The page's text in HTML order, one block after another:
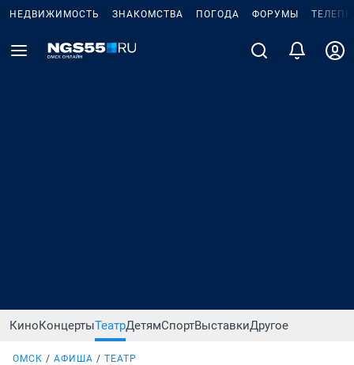
НЕДВИЖИМОСТЬ ЗНАКОМСТВА ПОГОДА ФОРУМЫ
КиноКонцертыТеатрДетямСпортВыставкиДругое
ОМСК АФИША ТЕАТР